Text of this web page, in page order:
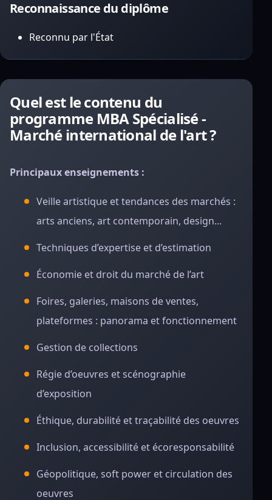
Reconnaissance du diplôme
Reconnu par l'État
Quel est le contenu du
programme MBA Spécialisé -
Marché international de l'art ?
Principaux enseignements :
Veille artistique et tendances des marchés :
arts anciens, art contemporain, design...
Techniques d’expertise et d’estimation
Économie et droit du marché de l’art
Foires, galeries, maisons de ventes,
plateformes : panorama et fonctionnement
Gestion de collections
Régie d’oeuvres et scénographie
d’exposition
Éthique, durabilité et traçabilité des oeuvres
Inclusion, accessibilité et écoresponsabilité
Géopolitique, soft power et circulation des
oeuvres